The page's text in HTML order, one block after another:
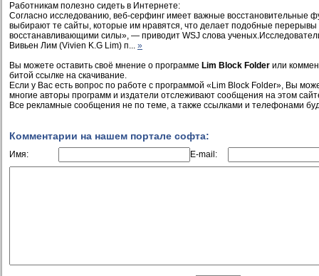
Работникам полезно сидеть в Интернете:
Согласно исследованию, веб-серфинг имеет важные восстановительные
выбирают те сайты, которые им нравятся, что делает подобные
восстанавливающими силы», — приводит WSJ слова
Вивьен Лим (Vivien K.G Lim) п... »
Вы можете оставить своё мнение о программе Lim Block Folder или
битой ссылке на скачивание.
Если у Вас есть вопрос по работе с программой «Lim Block Folder», Вы
многие авторы программ и издатели отслеживают сообщения на этом
Все рекламные сообщения не по теме, а также ссылками и телефонами
Комментарии на нашем портале софта:
Имя: E-mail: